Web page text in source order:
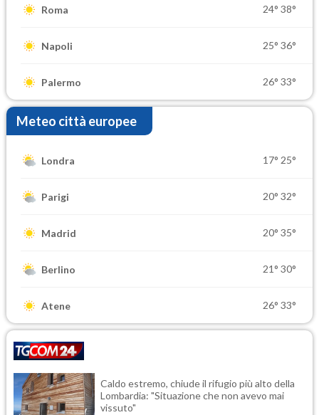
Roma 24° 38°
Napoli 25° 36°
Palermo 26° 33°
Meteo città europee
Londra 17° 25°
Parigi 20° 32°
Madrid 20° 35°
Berlino 21° 30°
Atene 26° 33°
Caldo estremo, chiude il rifugio più alto della
Lombardia: "Situazione che non avevo mai
vissuto"